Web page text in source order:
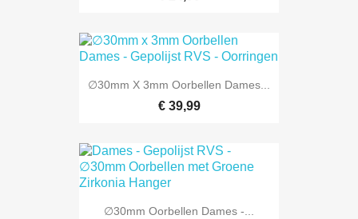
∅30mm X 3mm Oorbellen Dames...
€ 39,99
∅30mm Oorbellen Dames -...